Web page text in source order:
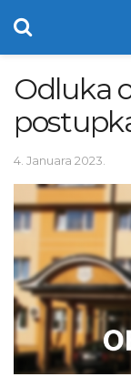
Odluka
4. Januara 2023.